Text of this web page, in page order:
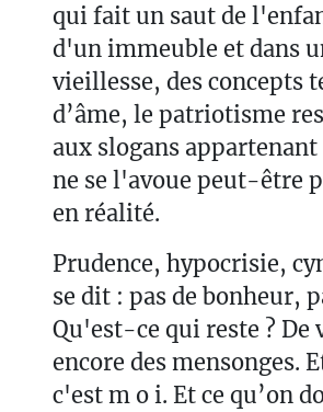
qui fait un saut de
d'un immeuble et dans
vieillesse, des concepts
d’âme, le patriotisme
aux slogans
ne se l'avoue peut-être
en réalité.
Prudence, hypocrisie,
se dit : pas de bonheur,
Qu'est-ce qui reste ? De
encore des mensonges.
c'est m o i. Et ce qu’on